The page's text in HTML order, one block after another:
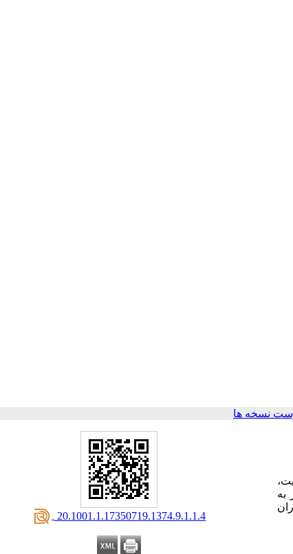
نسخه ها
‎ 20.1001.1.17350719.1374.9.1.1.4
به